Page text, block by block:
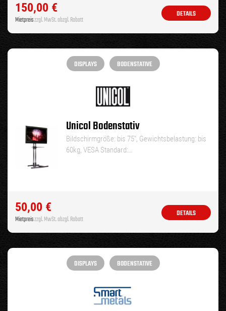
150,00 €
Mietpreiszzgl. MwSt. abzgl. Rabatt
DETAILS
DISPLAYS BODENSTATIVE
Unicol Bodenstativ
Bildschirmgröße: bis 75″, Gewichtsbelastung: bis
60kg, VESA Standard:…
50,00 €
Mietpreiszzgl. MwSt. abzgl. Rabatt
DETAILS
DISPLAYS BODENSTATIVE